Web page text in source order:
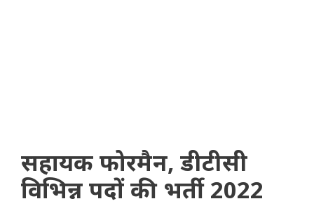
सहायक फोरमैन, डीटीसी
विभिन्न पदों की भर्ती 2022